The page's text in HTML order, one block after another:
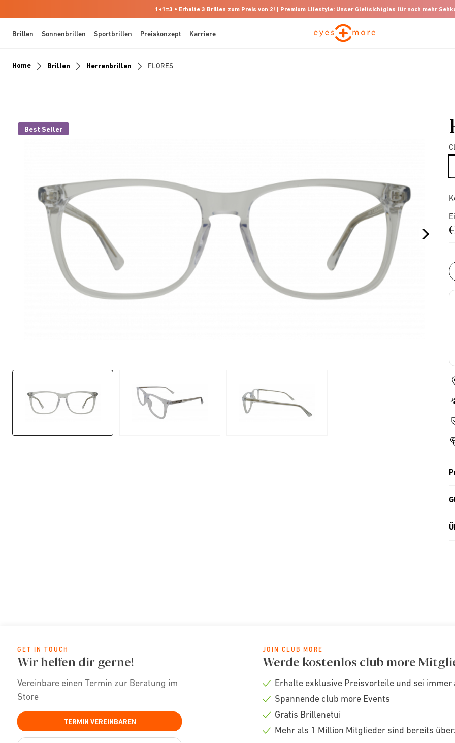
1+1=3 • Erhalte 3 Brillen zum Preis von 2! | Premium Lifestyle: Unser Gleitsichtglas für noch mehr
Brillen Sonnenbrillen Sportbrillen Preiskonzept Karriere
Home Brillen Herrenbrillen FLORES
Best Seller
GET IN TOUCH
Wir helfen dir gerne!
Vereinbare einen Termin zur Beratung im
Store
TERMIN VEREINBAREN
JOIN CLUB MORE
Werde kostenlos club more
Check
Erhalte exklusive Preisvorteile und sei
Check
Spannende club more Events
Check
Gratis Brillenetui
Mehr als 1 Million Mitglieder sind bereits